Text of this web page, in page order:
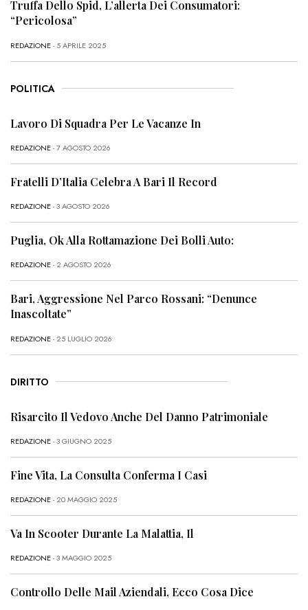
Truffa Dello Spid, L’allerta Dei Consumatori:
“Pericolosa”
REDAZIONE- 5 APRILE 2025
POLITICA
Lavoro Di Squadra Per Le Vacanze In
REDAZIONE- 7 AGOSTO 2026
Fratelli D’Italia Celebra A Bari Il Record
REDAZIONE- 3 AGOSTO 2026
Puglia, Ok Alla Rottamazione Dei Bolli Auto:
REDAZIONE- 2 AGOSTO 2026
Bari, Aggressione Nel Parco Rossani: “Denunce
Inascoltate”
REDAZIONE- 25 LUGLIO 2026
DIRITTO
Risarcito Il Vedovo Anche Del Danno Patrimoniale
REDAZIONE- 3 GIUGNO 2025
Fine Vita, La Consulta Conferma I Casi
REDAZIONE- 20 MAGGIO 2025
Va In Scooter Durante La Malattia, Il
REDAZIONE- 3 MAGGIO 2025
Controllo Delle Mail Aziendali, Ecco Cosa Dice